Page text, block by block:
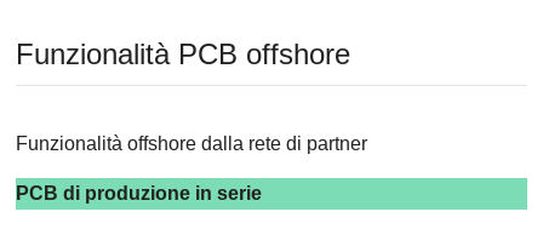
offshore
Funzionalità PCB offshore
Funzionalità offshore dalla rete di partner
PCB di produzione in serie